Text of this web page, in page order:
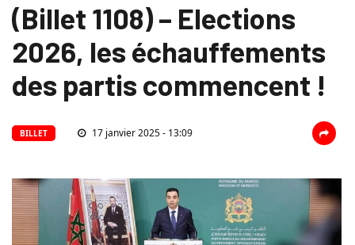
(Billet 1108) – Elections
2026, les échauffements
des partis commencent !
BILLET 17 janvier 2025 - 13:09